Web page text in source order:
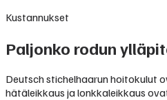
Kustannukset
Paljonko rodun
Deutsch stichelhaarun hoitokulut
hätäleikkaus ja lonkkaleikkaus